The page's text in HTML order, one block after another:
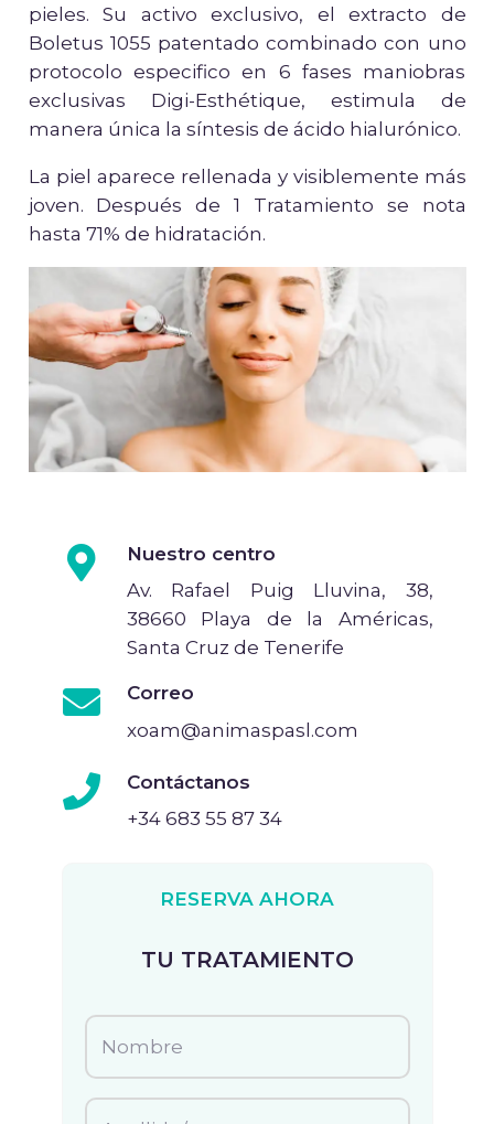
pieles. Su activo exclusivo, el extracto de
Boletus 1055 patentado combinado con uno
protocolo especifico en 6 fases maniobras
exclusivas Digi-Esthétique, estimula de
manera única la síntesis de ácido hialurónico.
La piel aparece rellenada y visiblemente más
joven. Después de 1 Tratamiento se nota
hasta 71% de hidratación.
Nuestro centro
Av. Rafael Puig Lluvina, 38,
38660 Playa de la Américas,
Santa Cruz de Tenerife
Correo
xoam@animaspasl.com
Contáctanos
+34 683 55 87 34
RESERVA AHORA
TU TRATAMIENTO